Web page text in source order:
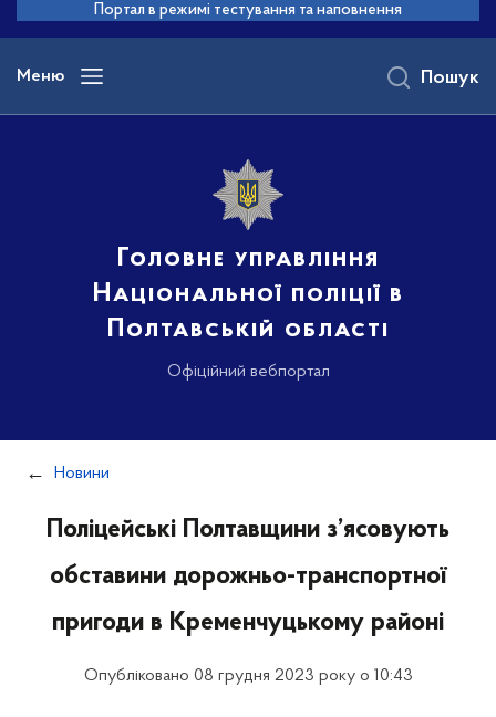
основного
вмісту
Портал в режимі тестування та наповнення
Меню
Головне управління
Національної поліції в
Полтавській області
Офіційний вебпортал
Пошук
Новини
Поліцейські Полтавщини з’ясовують
обставини дорожньо-транспортної
пригоди в Кременчуцькому районі
Опубліковано 08 грудня 2023 року о 10:43